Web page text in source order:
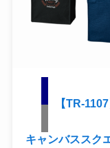
【TR-1107
キャンバススク